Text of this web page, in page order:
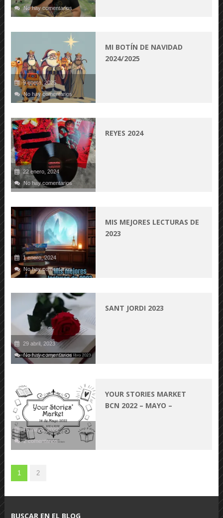
No hay comentarios
9 enero, 2025
No hay comentarios
MI BOTÍN DE NAVIDAD
2024/2025
22 enero, 2024
No hay comentarios
REYES 2024
1 enero, 2024
No hay comentarios
MIS MEJORES LECTURAS DE
2023
29 abril, 2023
No hay comentarios
SANT JORDI 2023
15 mayo, 2022
2 comentarios
YOUR STORIES MARKET
BCN 2022 – MAYO –
1 2
BUSCAR EN EL BLOG